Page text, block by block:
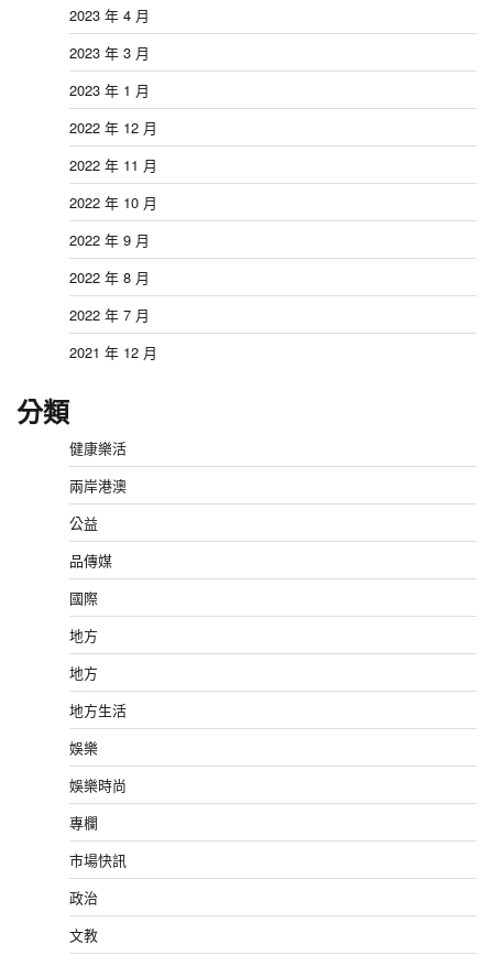
2023 年 4 月
2023 年 3 月
2023 年 1 月
2022 年 12 月
2022 年 11 月
2022 年 10 月
2022 年 9 月
2022 年 8 月
2022 年 7 月
2021 年 12 月
分類
健康樂活
兩岸港澳
公益
品傳媒
國際
地方
地方
地方生活
娛樂
娛樂時尚
專欄
市場快訊
政治
文教